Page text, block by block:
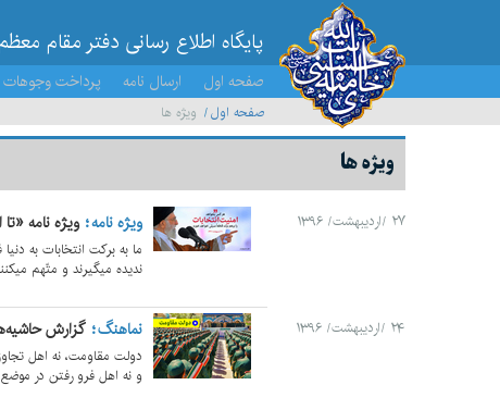
پایگاه اطلاع رسانی دفتر مقام
صفحه اول ارسال نامه پرداخت
صفحه اول ویژه ها
ویژه ها
۲۷ /اردیبهشت/ ۱۳۹۶ ویژه نامه ویژه نامه
ما به برکت انتخابات به
ندیده میگیرند و متّهم
۲۴ /اردیبهشت/ ۱۳۹۶ نماهنگ گزارش
دولت مقاومت، نه اهل
و نه اهل فرو رفتن در موضع